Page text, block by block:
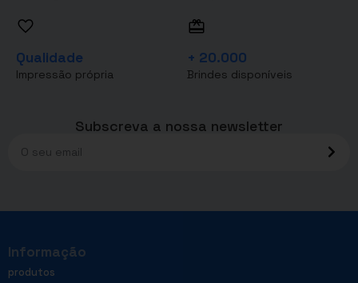
Qualidade
Impressão própria
+ 20.000
Brindes disponíveis
Subscreva a nossa newsletter
Informação
produtos